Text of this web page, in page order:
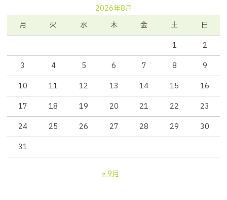
2026年8月
月
火 水 木 金 土
日
1
2
3
4 5 6 7 8
9
10
11 12 13 14 15
16
17
18 19 20 21 22
23
24
25 26 27 28 29
30
31
« 9月